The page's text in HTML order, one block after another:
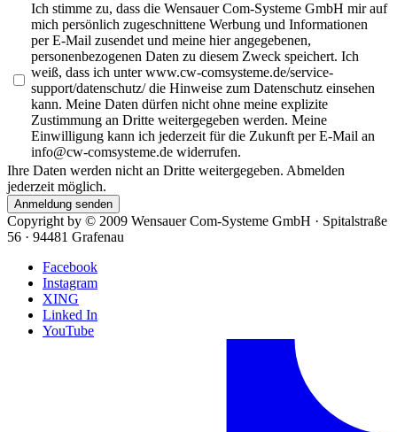
Ich stimme zu, dass die Wensauer Com-Systeme GmbH mir auf
mich persönlich zugeschnittene Werbung und Informationen
per E-Mail zusendet und meine hier angegebenen,
personenbezogenen Daten zu diesem Zweck speichert. Ich
weiß, dass ich unter www.cw-comsysteme.de/service-
support/datenschutz/ die Hinweise zum Datenschutz einsehen
kann. Meine Daten dürfen nicht ohne meine explizite
Zustimmung an Dritte weitergegeben werden. Meine
Einwilligung kann ich jederzeit für die Zukunft per E-Mail an
info@cw-comsysteme.de widerrufen.
Ihre Daten werden nicht an Dritte weitergegeben. Abmelden
jederzeit möglich.
Anmeldung senden
Copyright by © 2009 Wensauer Com-Systeme GmbH · Spitalstraße
56 · 94481 Grafenau
Facebook
Instagram
XING
Linked In
YouTube